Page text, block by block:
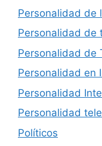
Personalidad de
Personalidad de
Personalidad de
Personalidad en
Personalidad
Personalidad
Políticos